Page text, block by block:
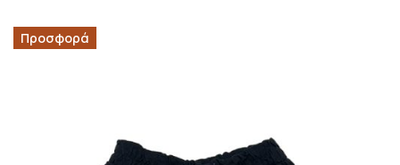
Προσφορά